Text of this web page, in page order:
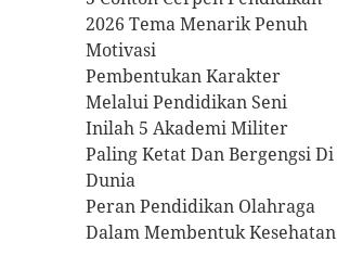
2026 Tema Menarik Penuh
Motivasi
Pembentukan Karakter
Melalui Pendidikan Seni
Inilah 5 Akademi Militer
Paling Ketat Dan Bergengsi Di
Dunia
Peran Pendidikan Olahraga
Dalam Membentuk Kesehatan